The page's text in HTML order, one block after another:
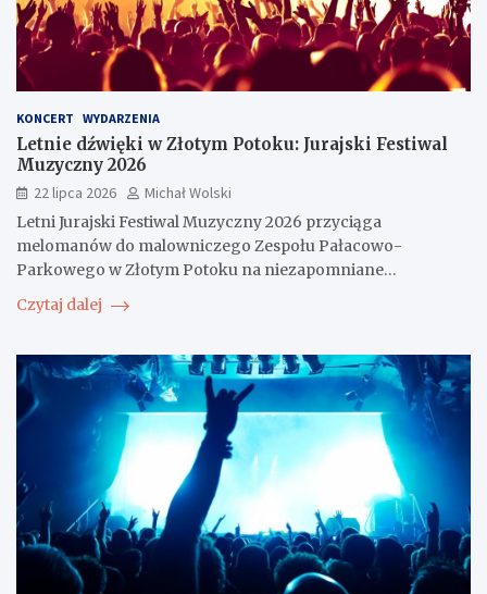
KONCERT WYDARZENIA
Letnie dźwięki w Złotym Potoku: Jurajski Festiwal
Muzyczny 2026
22 lipca 2026
Michał Wolski
Letni Jurajski Festiwal Muzyczny 2026 przyciąga
melomanów do malowniczego Zespołu Pałacowo-
Parkowego w Złotym Potoku na niezapomniane…
Czytaj dalej